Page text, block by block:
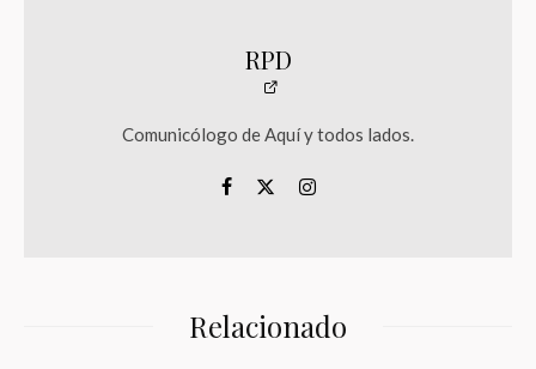
RPD
Comunicólogo de Aquí y todos lados.
Relacionado